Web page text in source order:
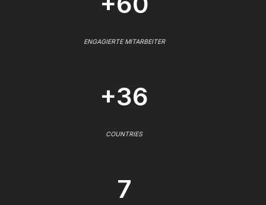
ENGAGIERTE MITARBEITER
+36
COUNTRIES
7